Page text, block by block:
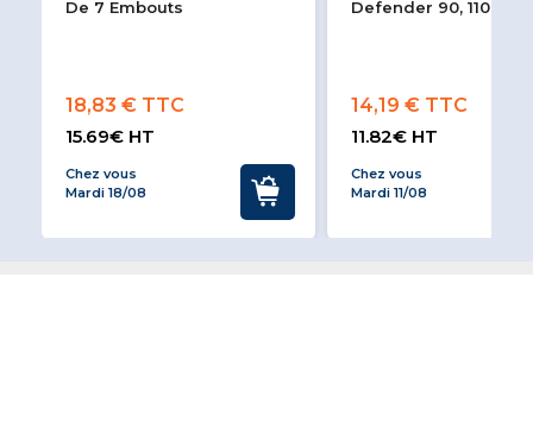
De 7 Embouts
18,83 € TTC
15.69€ HT
Chez vous
Mardi 18/08
Defender 90, 110, 130
14,19 € TTC
11.82€ HT
Chez vous
Mardi 11/08